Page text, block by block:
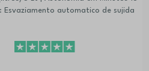
Esvaziamento automatico de sujida